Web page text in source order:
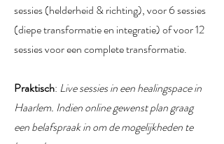
sessies (helderheid & richting), voor 6 sessies
(diepe transformatie en integratie) of voor 12
sessies voor een complete transformatie.
Praktisch: Live sessies in een healingspace in
Haarlem. Indien online gewenst plan graag
een belafspraak in om de mogelijkheden te